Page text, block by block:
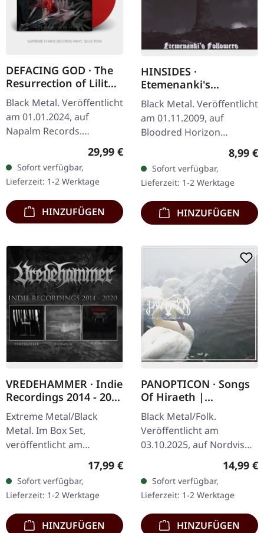
DEFACING GOD · The
Resurrection of Lilith
| TRANSPARENT RED
2LP
Black Metal. Veröffentlicht
am 01.01.2024, auf
Napalm Records.
Transparent rotes Vinyl
Defacing God entfesseln
pure sonische…
Regulärer Preis:
29,99 €
Sofort verfügbar,
Lieferzeit: 1-2 Werktage
HINZUFÜGEN
HINSIDES ·
Etemenanki's
Followers | CD
Black Metal. Veröffentlicht
am 01.11.2009, auf
Bloodred Horizon
Records. CD im Jewelcase.
"Etemenanki's Followers"
einen…
8,99 €
Sofort verfügbar,
Lieferzeit: 1-2 Werktage
HINZUFÜGEN
VREDEHAMMER · Indie
Recordings 2014 - 2020
| 3CD BOXSET
Extreme Metal/Black
Metal. Im Box Set,
veröffentlicht am
14.11.2025, auf Back On
Enthält die
Veröffentlichungen der
Band auf dem…
Regulärer Preis:
17,99 €
Sofort verfügbar,
Lieferzeit: 1-2 Werktage
HINZUFÜGEN
PANOPTICON · Songs
Of Hiraeth |
DIGISLEEVE CD
Black Metal/Folk.
Veröffentlicht am
03.10.2025, auf Nordvis
Digisleeve. Panopticon
kehrt mit "Songs of
Hiraeth" zurück, einer…
14,99 €
Sofort verfügbar,
Lieferzeit: 1-2 Werktage
HINZUFÜGEN